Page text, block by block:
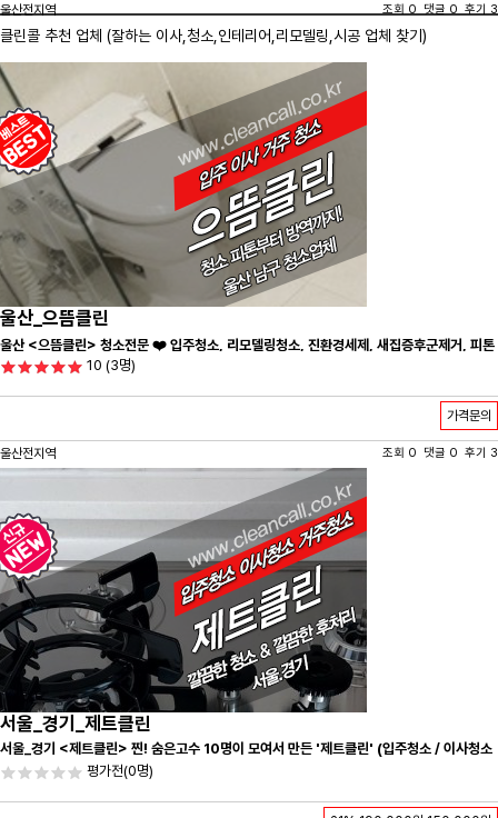
울산전지역 조회 0 댓글 0 후기 3
클린콜 추천 업체 (잘하는 이사, 청소 ,인테리어,리모델링,시공 업체 찾기)
울산_으뜸클린
울산 <으뜸클린> 청소전문 ❤️ 입주청소, 리모델링청소, 진환경세제, 새집증후군제거, 피톤
치드시공 전문 청소 업체 ❤️
10 (3명)
가격문의
울산전지역 조회 0 댓글 0 후기 3
서울_경기_제트클린
서울_경기 <제트클린> 찐! 숨은고수 10명이 모여서 만든 '제트클린' (입주청소 / 이사청소
/ 줄눈시공) 항상 꼼꼼하게 친절하게 응대하겠습니다^-^
평가전(0명)